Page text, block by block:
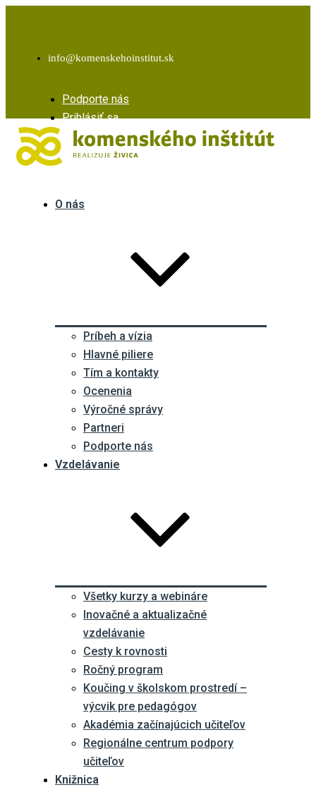
info@komenskehoinstitut.sk
Podporte nás
Prihlásiť sa
O nás
Príbeh a vízia
Hlavné piliere
Tím a kontakty
Ocenenia
Výročné správy
Partneri
Podporte nás
Vzdelávanie
Všetky kurzy a webináre
Inovačné a aktualizačné
vzdelávanie
Cesty k rovnosti
Ročný program
Koučing v školskom prostredí –
výcvik pre pedagógov
Akadémia začínajúcich učiteľov
Regionálne centrum podpory
učiteľov
Knižnica